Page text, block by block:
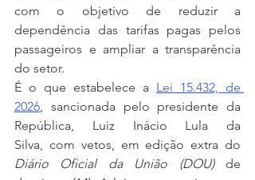
com o objetivo de reduzir a
dependência das tarifas pagas pelos
passageiros e ampliar a transparência
do setor.
É o que estabelece a Lei 15.432, de
2026, sancionada pelo presidente da
República, Luiz Inácio Lula da
Diário Oficial da União (DOU) de